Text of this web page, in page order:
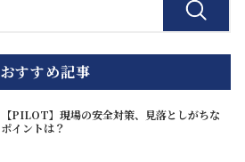
おすすめ記事
【PILOT】現場の安全対策、見落としがちな
ポイントは？